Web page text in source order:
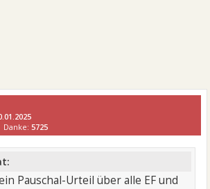
Danke:5725
Pauschal-Urteil über alle EF und